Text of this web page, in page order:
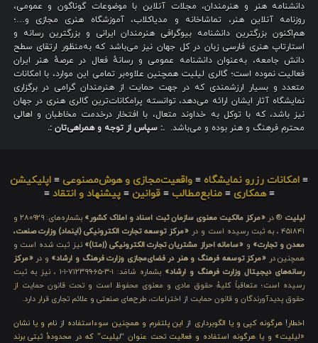
دانشنامه هنر و هنرمندان، مجلات آنلاین با موضوعات گوناگون و عمومی،
روزنامه آنلاین هنر، تماشاخانه و مدیاکلاب، آموزشگاه هنری مجازی و…؛
هم‌اکنون بزرگترین دانشنامه بیوگرافی هنرمندان ایرانی و بزرگترین رسانه و
استارتاپ هنری فارسی زبان در کل جهان نیز می‌باشد که به‌منظور ارتقای سطح
دانش جامعه، به‌عنوان دانشنامه عمومی و رسانهٔ فعال در عرصهٔ هنر ایران
فعالیت نموده است؛ گالری لیلیت همچنین علاوه‌بر تمامی این موارد، با امکانات
متعدد و بسیار ارزشمندی که در جهت حمایت از هنرمندان گرامی در برگزاری
نمایشگاه آثار ایشان ارائه می‌دهد، توانسته پرامکانات‌ترین گالری هنری در جهان
نیز باشد، که با توکل به خداوند متعال، با افتخار درخدمت مخاطبان و اهالی
محترم فرهنگ و هنر بوده و می‌باشد. .: سپاس از توجه و همراهی‌تان :.
≡ امکانات رزرو نمایشگاه ≡ واقعیت‌مجازی و هوش‌مصنوعی ≡ اپلیکیشن
≡همکاری ≡منابع‌مطالب ≡قوانین ≡پیشنهاد و انتقاد ≡
لیلیت ® در «مرکز مالکیت معنوی سازمان ثبت اسناد و املاک کشور»
بشماره‌های: ۲۸۰۹۲۹ و
۴۵۱۸۴۱ ، به ثبت رسیده است و در
«مرکز توسعه تجارت الکترونیکی (اینماد) وزارت صنعت،
معدن و تجارت» و «سامانه احراز مشتریان تجارت الکترونیکی (اِمتا)» نیز ثبت شده است و
همچنین در «مرکز توسعه فرهنگ و هنر در فضای‌مجازی وزارت فرهنگ و ارشاد» و در«مرکز
رسانه‌های دیجیتال وزارت فرهنگ و ارشاد»
بشماره شامَد: ۱-۳-۶۵-۷۱۲۳۹۹-۱-۱ ، نیز به ثبت
رسیده است؛ متعاقباً کلیهٔ حقوق مادی و معنوی محفوظ است و تحت قانون حمایت از
حقوق پدیدآورندگان و قانون حمایت از اختراعات، طرح‌های صنعتی و علائم تجاری قرار دارد.
اخطار! هرگونه کپی و یا الگوبرداری از این پلتفرم و همچنین سوءاستفاده از نام و یا نشان
«لیلیت» و یا هرگونه استفاده و فعالیت تحت عنوان “لیلیت” که در محدودهٔ ثبتی برند